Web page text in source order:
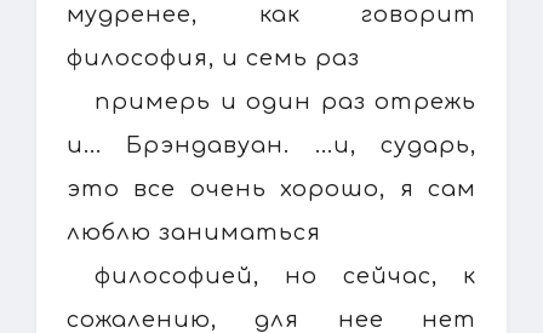
мудренее, как говорит
философия, и семь раз
примерь и один раз отрежь
и... Брэндавуан. ...и, сударь,
это все очень хорошо, я сам
люблю заниматься
философией, но сейчас, к
сожалению, для нее нет